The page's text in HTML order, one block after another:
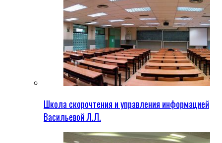
Школа скорочтения и управления информацией
Васильевой Л.Л.